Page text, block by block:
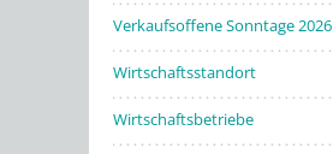
Verkaufsoffene Sonntage 2026
Wirtschaftsstandort
Wirtschaftsbetriebe